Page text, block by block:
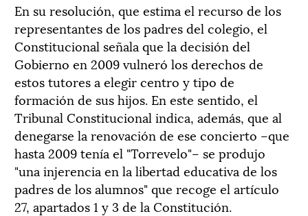
En su resolución, que estima el recurso de los
representantes de los padres del colegio, el
Constitucional señala que la decisión del
Gobierno en 2009 vulneró los derechos de
estos tutores a elegir centro y tipo de
formación de sus hijos. En este sentido, el
Tribunal Constitucional indica, además, que al
denegarse la renovación de ese concierto –que
hasta 2009 tenía el "Torrevelo"– se produjo
"una injerencia en la libertad educativa de los
padres de los alumnos" que recoge el artículo
27, apartados 1 y 3 de la Constitución.